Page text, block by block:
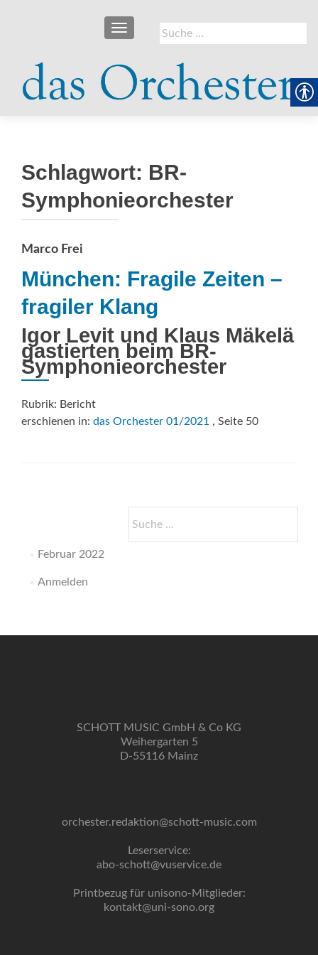
Suche
nach:
SCHALTE NAVIGATION
Schlagwort: BR-
Symphonieorchester
Marco Frei
München: Fragile Zeiten –
fragiler Klang
Igor Levit und Klaus Mäkelä
gastierten beim BR-
Symphonieorchester
Rubrik: Bericht
erschienen in: das Orchester 01/2021 , Seite 50
nach:
Februar 2022
Anmelden
SCHOTT MUSIC GmbH & Co KG
Weihergarten 5
D-55116 Mainz
orchester.redaktion@schott-music.com
Leserservice:
abo-schott@vuservice.de
Printbezug für unisono-Mitglieder:
kontakt@uni-sono.org